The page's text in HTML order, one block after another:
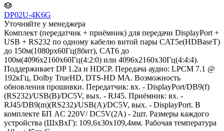
DP02U-4K6G
Уточняйте у менеджера
Комплект (передатчик + приёмник) для передачи DisplayPort +
USB + RS232 по одному кабелю витой пары CAT5e(HDBaseT)
до 150м(1080px60Гц(8бит), CAT6 до
100м(4096х2160х60Гц(4:2:0) или 4096х2160х30Гц(4:4:4).
Поддерживает DP 1.2a и HDCP. Передача аудио: LPCM 7.1 @
192кГц, Dolby TrueHD, DTS-HD MA. Возможность
обновления прошивки. Передатчик: вх. - DisplayPort/DB9(f)
(RS232)/USB(B)/DC5V, вых. - RJ45. Приёмник: вх. -
RJ45/DB9(m)(RS232)/USB(A)/DC5V, вых. - DisplayPort. В
комплекте БП AC 220V/ DC5V(2A) - 2шт. Размеры каждого
устройства (ШxВxГ): 109,6x30x109,4мм. Рабочая температура